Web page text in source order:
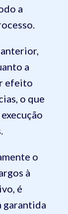
a
a
efeito
o que
o
à
é
garantida